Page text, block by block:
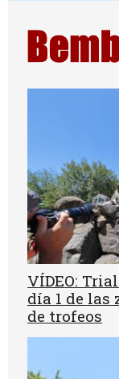
VÍDEO:
día 1 de las
de trofeos